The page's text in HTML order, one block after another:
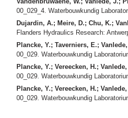
00_029_4. Waterbouwkundig
Dujardin, A.; Meire, D.; Chu, K.;
Flanders Hydraulics Research:
Plancke, Y.; Taverniers, E.;
00_029. Waterbouwkundig
Plancke, Y.; Vereecken, H.;
00_029. Waterbouwkundig
Plancke, Y.; Vereecken, H.;
00_029. Waterbouwkundig